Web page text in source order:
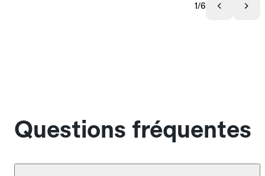
1/6
Questions fréquentes